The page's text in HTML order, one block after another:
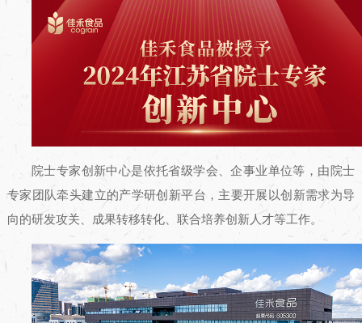
院士专家创新中心是依托省级学会、企事业单位等，由院士
专家团队牵头建立的产学研创新平台，主要开展以创新需求为导
向的研发攻关、成果转移转化、联合培养创新人才等工作。